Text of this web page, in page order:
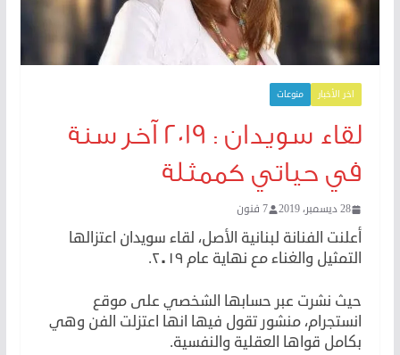
اخر الأخبار منوعات
لقاء سويدان : ٢٠١٩ آخر سنة
في حياتي كممثلة
28 ديسمبر، 2019 7 فنون
أعلنت الفنانة لبنانية الأصل، لقاء سويدان اعتزالها
التمثيل والغناء مع نهاية عام ٢٠١٩.
حيث نشرت عبر حسابها الشخصي على موقع
انستجرام، منشور تقول فيها انها اعتزلت الفن وهي
بكامل قواها العقلية والنفسية.